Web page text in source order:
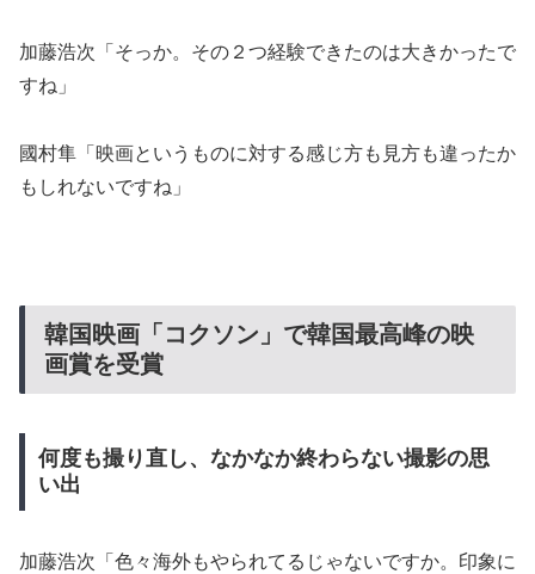
加藤浩次「そっか。その２つ経験できたのは大きかったで
すね」
國村隼「映画というものに対する感じ方も見方も違ったか
もしれないですね」
韓国映画「コクソン」で韓国最高峰の映
画賞を受賞
何度も撮り直し、なかなか終わらない撮影の思
い出
加藤浩次「色々海外もやられてるじゃないですか。印象に